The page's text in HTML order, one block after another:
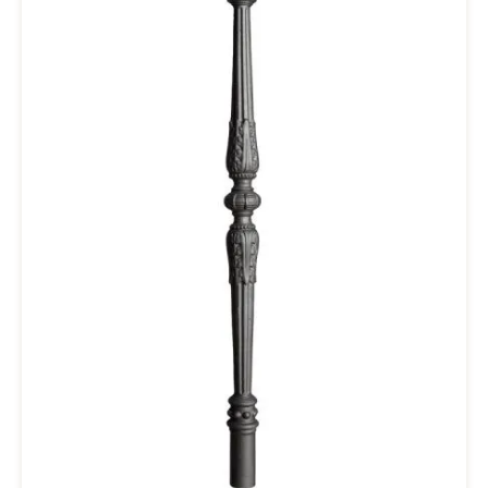
mm wird mitgeliefert.Restliche Maße siehe BilderDie
Mindestabnahmemenge für dieses Produkt in unserem Onlineshop
beträgt 5 Stück. Gerne machen wir Ihnen für weniger Stück ein
Angebot. Hierfür bitte einfach eine Anfrage unter office@drab.at.